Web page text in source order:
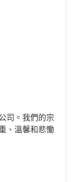
司。我們的宗
、溫馨和悲慟